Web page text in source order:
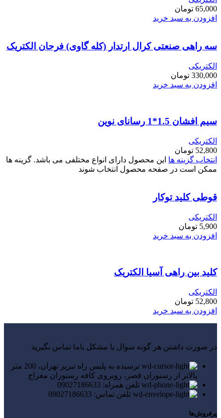
65,000 تومان
افزودن به سبد خرید
سه راهی صنعتی کرال ارتدار (کله گاوی) فرحان الکتریک
الکتریکی
330,000 تومان
افزودن به سبد خرید
سیم افشان 1.5*1 رسانای نوین
الکتریکی
52,800 تومان
انتخاب گزینه ها این محصول دارای انواع مختلفی می باشد. گزینه ها
ممکن است در صفحه محصول انتخاب شوند
قوطی کلید توکار
الکتریکی
5,900 تومان
افزودن به سبد خرید
کلید بین راهی آسیا الکتریک
الکتریکی
52,800 تومان
افزودن به سبد خرید
در صورت داشتن هر گونه سوال یا مشکل باما تماس بگیرید
نرسیده به پلیس راه تبریز تهران، 200 متر
بالاتر از رستوران قصر، روبروی کافه رستوران معراج
تلفن همراه: 09027186633
تلفن تماس: 09027186633
پرفروش‌ها